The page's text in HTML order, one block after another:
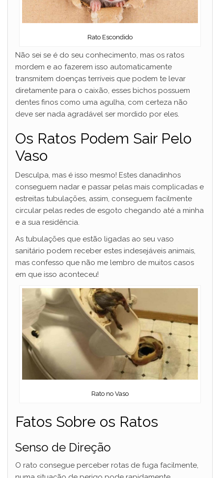
Rato Escondido
Não sei se é do seu conhecimento, mas os ratos
mordem e ao fazerem isso automaticamente
transmitem doenças terríveis que podem te levar
diretamente para o caixão, esses bichos possuem
dentes finos como uma agulha, com certeza não
deve ser nada agradável ser mordido por eles.
Os Ratos Podem Sair Pelo
Vaso
Desculpa, mas é isso mesmo! Estes danadinhos
conseguem nadar e passar pelas mais complicadas e
estreitas tubulações, assim, conseguem facilmente
circular pelas redes de esgoto chegando até a minha
e a sua residência.
As tubulações que estão ligadas ao seu vaso
sanitário podem receber estes indesejáveis animais,
mas confesso que não me lembro de muitos casos
em que isso aconteceu!
Rato no Vaso
Fatos Sobre os Ratos
Senso de Direção
O rato consegue perceber rotas de fuga facilmente,